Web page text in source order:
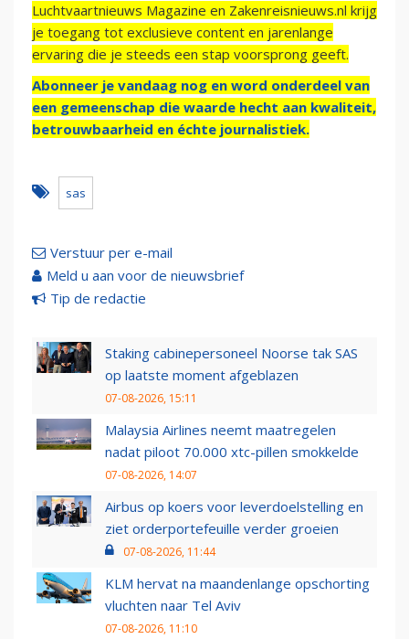
Luchtvaartnieuws Magazine en Zakenreisnieuws.nl krijg
je toegang tot exclusieve content en jarenlange
ervaring die je steeds een stap voorsprong geeft.
Abonneer je vandaag nog en word onderdeel van
een gemeenschap die waarde hecht aan kwaliteit,
betrouwbaarheid en échte journalistiek.
sas
Verstuur per e-mail
Meld u aan voor de nieuwsbrief
Tip de redactie
Staking cabinepersoneel Noorse tak SAS
op laatste moment afgeblazen
07-08-2026, 15:11
Malaysia Airlines neemt maatregelen
nadat piloot 70.000 xtc-pillen smokkelde
07-08-2026, 14:07
Airbus op koers voor leverdoelstelling en
ziet orderportefeuille verder groeien
07-08-2026, 11:44
KLM hervat na maandenlange opschorting
vluchten naar Tel Aviv
07-08-2026, 11:10